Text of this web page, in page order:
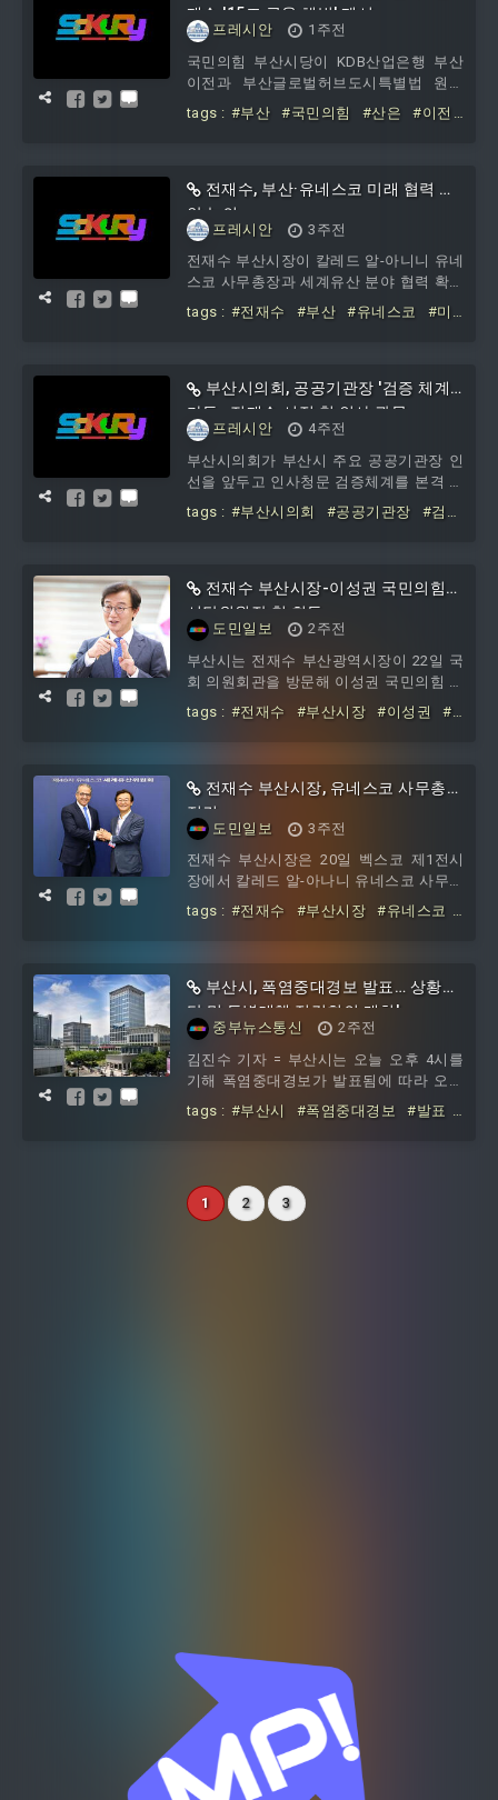
재수 '15조 금융 해법' 제시
프레시안
1주전
국민의힘 부산시당이 KDB산업은행 부산
이전과 부산글로벌허브도시특별법 원안
처리를 다시 전면에 내세웠다. 전재수 부
산시장은 산업은행 이전 가능성을 열어두
tags : #부산 #국민의힘 #산은
#이전
전재수, 부산·유네스코 미래 협력 방
안 논의
프레시안
3주전
전재수 부산시장이 칼레드 알-아니니 유네
스코 사무총장과 세계유산 분야 협력 확대
와 국제교류 확대 방안을 논의했다. 20일
부산시는 벡스코 제1전시장에서 칼레드
tags : #전재수 #부산 #유네스코
#미
부산시의회, 공공기관장 '검증 체계'
가동…전재수 시정 첫 인사 관문
프레시안
4주전
부산시의회가 부산시 주요 공공기관장 인
선을 앞두고 인사청문 검증체계를 본격 가
동했다. 전재수 부산시정 출범 이후 출자·
출연기관장 등 주요 공직 후보자 인사가
tags : #부산시의회 #공공기관장
#검
전재수 부산시장-이성권 국민의힘
시당위원장 첫 회동
도민일보
2주전
부산시는 전재수 부산광역시장이 22일 국
회 의원회관을 방문해 이성권 국민의힘 신
임 부산시당위원장과 면담을 가졌다.이번
만남은 최근 국민의힘 부산시당 위원장으
사된 것으로 알려졌다.민선 9기 출범을 맞
이한 전 시장이 지역 현안 해결을 위해 여
야를 가리지 않는 초당적 협력 의지를 적
극적으로 피력할 것으로 풀이된다.전 시장
은 이성권 위원장과의 면담에서 “부산시민
의 미래를 위한 지역 현안 과제를 해결하
는 데 정당의 구분이 있어선 안 된다”
tags : #전재수 #부산시장 #이성권
#
전재수 부산시장, 유네스코 사무총장
접견
도민일보
3주전
전재수 부산시장은 20일 벡스코 제1전시
장에서 칼레드 알-아나니 유네스코 사무총
장을 접견하고, 세계유산 분야 협력 확대
와 국제교류 확대 방안을 논의했다고 밝혔
며, 부산의 세계유산 등재 기반을 강화하
고 세계유산 분야 협력 확대를 위한 실질
적인 논의를 중심으로 진행됐다. 유네스코
는 교육·과학·문화 분야의 국제협력을 통
해 세계 평화와 인류 공동의 발전을 도모
하는 유엔 산하 전문기구로, 세계유산의
등재와 보존을 관장하고 있다.전 시장
tags : #전재수 #부산시장
#유네스코
부산시, 폭염중대경보 발표… 상황판
단 및 특별대책 점검회의 개최!
중부뉴스통신
2주전
김진수 기자 = 부산시는 오늘 오후 4시를
기해 폭염중대경보가 발표됨에 따라 오후
5시 시 재난안전대책본부에서 전재수 시
tags : #부산시 #폭염중대경보
#발표
1 2 3